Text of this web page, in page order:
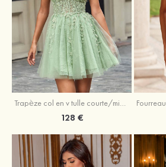
Trapèze col en v tulle courte/mini robe de fête de la rentrée avec perles
128 €